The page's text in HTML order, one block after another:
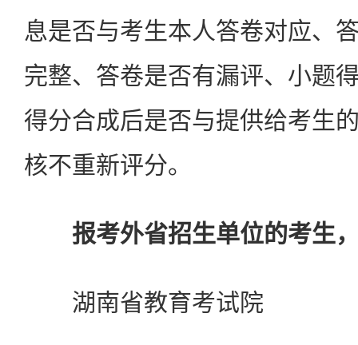
息是否与考生本人答卷对应、
完整、答卷是否有漏评、小题
得分合成后是否与提供给考生
核不重新评分。
报考外省招生单位的考生
湖南省教育考试院